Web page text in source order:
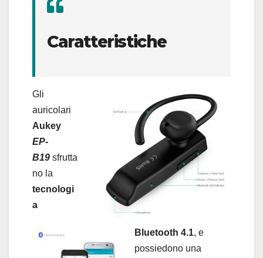
Caratteristiche
Gli
auricolari
Aukey
EP-
B19 sfrutta
no la
tecnologi
a
Bluetooth 4.1, e
possiedono una